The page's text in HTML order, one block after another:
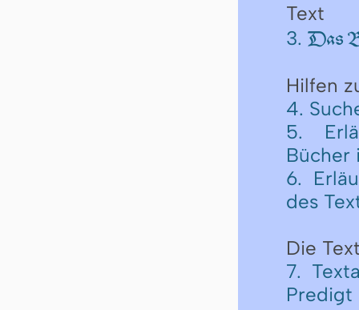
Text
3. Das
Hilfen
4.
5.
Bücher
6.
des
Die
7.
Predigt